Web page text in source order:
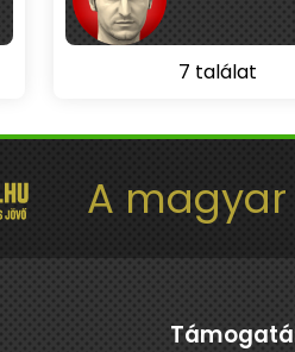
7 találat
A